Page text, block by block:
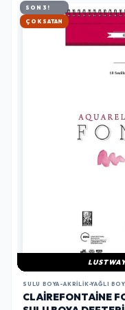
SON 3!
HIZLI KARGO
SULU BOYA-AKRILIK-YAĞLI
CLAIREFONTAINE